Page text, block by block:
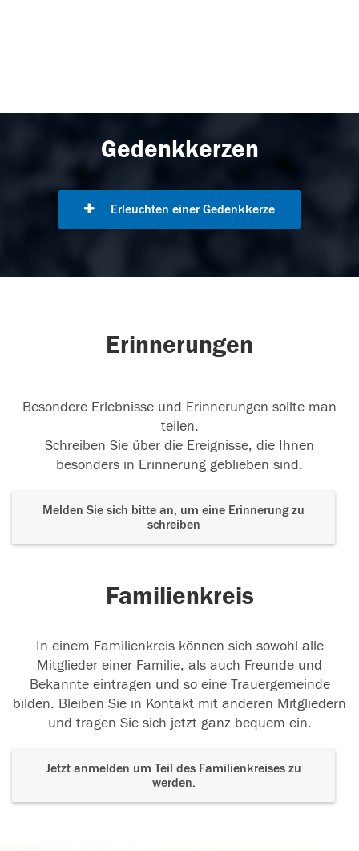
Gedenkkerzen
Erleuchten einer Gedenkkerze
Erinnerungen
Besondere Erlebnisse und Erinnerungen sollte man
teilen.
Schreiben Sie über die Ereignisse, die Ihnen
besonders in Erinnerung geblieben sind.
Melden Sie sich bitte an, um eine Erinnerung zu
schreiben
Familienkreis
In einem Familienkreis können sich sowohl alle
Mitglieder einer Familie, als auch Freunde und
Bekannte eintragen und so eine Trauergemeinde
bilden. Bleiben Sie in Kontakt mit anderen Mitgliedern
und tragen Sie sich jetzt ganz bequem ein.
Jetzt anmelden um Teil des Familienkreises zu
werden.